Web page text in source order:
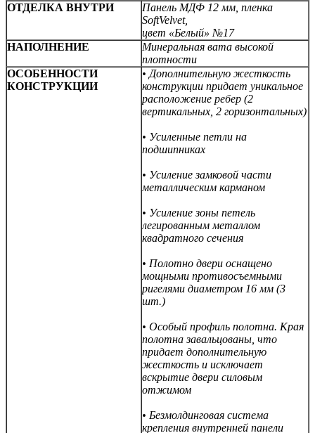
ОТДЕЛКА ВНУТРИ
Панель МДФ 12 мм, пленка
SoftVelvet,
цвет «Белый» №17
НАПОЛНЕНИЕ
Минеральная вата высокой
плотности
ОСОБЕННОСТИ
КОНСТРУКЦИИ
• Дополнительную жесткость
конструкции придает уникальное
расположение ребер (2
вертикальных, 2 горизонтальных)
• Усиленные петли на
подшипниках
• Усиление замковой части
металлическим карманом
• Усиление зоны петель
легированным металлом
квадратного сечения
• Полотно двери оснащено
мощными противосъемными
ригелями диаметром 16 мм (3
шт.)
• Особый профиль полотна. Края
полотна завальцованы, что
придает дополнительную
жесткость и исключает
вскрытие двери силовым
отжимом
• Безмолдинговая система
крепления внутренней панели